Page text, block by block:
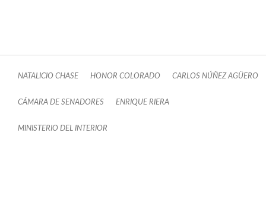
NATALICIO CHASE HONOR COLORADO CARLOS NÚÑEZ AGÜERO
CÁMARA DE SENADORES ENRIQUE RIERA
MINISTERIO DEL INTERIOR